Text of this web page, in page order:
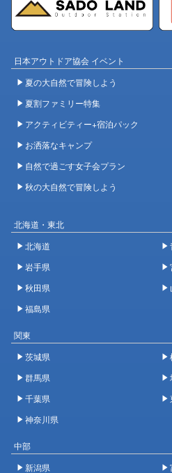
日本アウトドア協会 イベント
夏の大自然で冒険しよう
夏割ファミリー特集
アクティビティー+宿泊パック
お洒落なキャンプ
自然で過ごす女子会プラン
秋の大自然で冒険しよう
北海道・東北
北海道
岩手県
秋田県
福島県
関東
茨城県
群馬県
千葉県
神奈川県
中部
新潟県